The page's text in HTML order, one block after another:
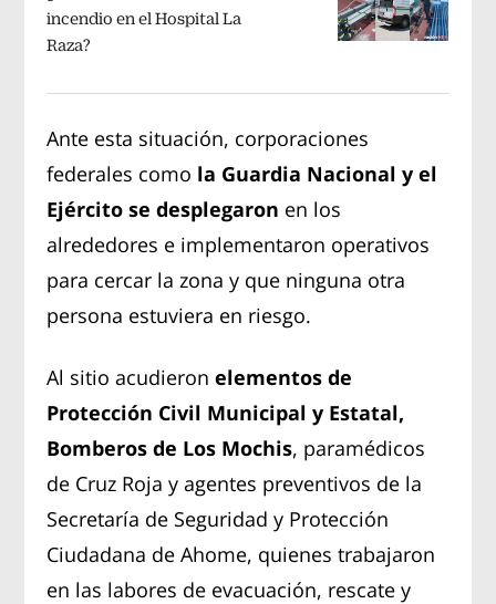
incendio en el Hospital La
Raza?
Ante esta situación, corporaciones
federales como la Guardia Nacional y el
Ejército se desplegaron en los
alrededores e implementaron operativos
para cercar la zona y que ninguna otra
persona estuviera en riesgo.
Al sitio acudieronelementos de
Protección Civil Municipal y Estatal,
Bomberos de Los Mochis, paramédicos
de Cruz Roja y agentes preventivos de la
Secretaría de Seguridad y Protección
Ciudadana de Ahome, quienes trabajaron
en las labores de evacuación, rescate y